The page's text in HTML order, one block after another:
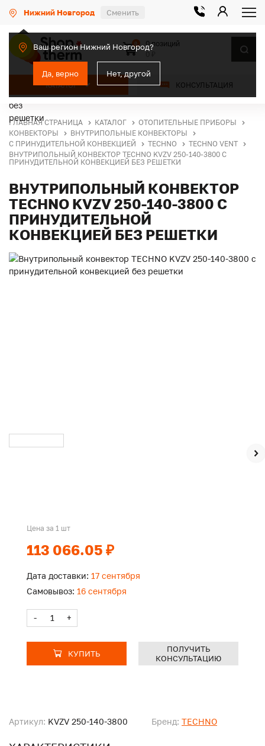
Нижний Новгород Сменить
Ваш регион Нижний Новгород?
Да, верно Нет, другой
КАТАЛОГ КОНСУЛЬТАЦИЯ
0
0 позиций
ГЛАВНАЯ СТРАНИЦА КАТАЛОГ
ОТОПИТЕЛЬНЫЕ ПРИБОРЫ
КОНВЕКТОРЫ
ВНУТРИПОЛЬНЫЕ КОНВЕКТОРЫ
С ПРИНУДИТЕЛЬНОЙ КОНВЕКЦИЕЙ
TECHNO
TECHNO VENT
ВНУТРИПОЛЬНЫЙ КОНВЕКТОР TECHNO KVZV 250-140-3800 С
ПРИНУДИТЕЛЬНОЙ КОНВЕКЦИЕЙ БЕЗ РЕШЕТКИ
ВНУТРИПОЛЬНЫЙ КОНВЕКТОР
TECHNO KVZV 250-140-3800 С
ПРИНУДИТЕЛЬНОЙ
КОНВЕКЦИЕЙ БЕЗ РЕШЕТКИ
Артикул: KVZV 250-140-3800 Бренд: TECHNO
Цена за 1 шт
113 066.05 ₽
Дата доставки: 17 сентября
Самовывоз: 16 сентября
- +
КУПИТЬ
ПОЛУЧИТЬ
КОНСУЛЬТАЦИЮ